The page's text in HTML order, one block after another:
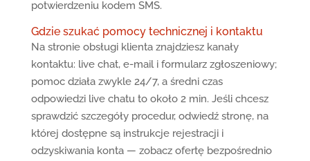
potwierdzeniu kodem SMS.
Gdzie szukać pomocy technicznej i kontaktu
Na stronie obsługi klienta znajdziesz kanały
kontaktu: live chat, e-mail i formularz zgłoszeniowy;
pomoc działa zwykle 24/7, a średni czas
odpowiedzi live chatu to około 2 min. Jeśli chcesz
sprawdzić szczegóły procedur, odwiedź stronę, na
której dostępne są instrukcje rejestracji i
odzyskiwania konta — zobacz ofertę bezpośrednio